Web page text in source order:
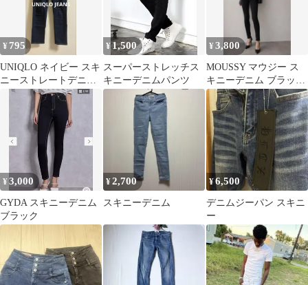
¥ 795
UNIQLO ネイビー スキ
ニーストレートデニム
パンツ
¥1,500
スーパーストレッチス
キニーデニムパンツ
¥3,800
MOUSSY マウジー ス
キニーデニム ブラック
デニム 24 ストレッチ
黒
¥3,000
GYDA スキニーデニム
ブラック
¥2,700
スキニーデニム
¥6,500
デニムジーパン スキニ
ー